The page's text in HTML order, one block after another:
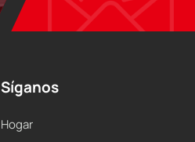
Síganos
Hogar